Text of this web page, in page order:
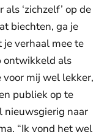
‘zichzelf’ op de
biechten, ga je
je verhaal mee te
ontwikkeld als
mij wel lekker,
publiek op te
nieuwsgierig naar
“Ik vond het wel